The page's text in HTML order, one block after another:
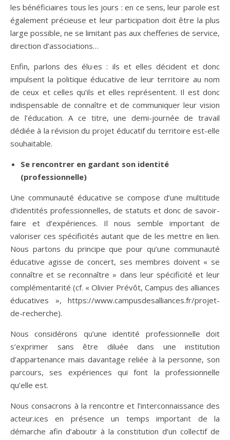
les bénéficiaires tous les jours : en ce sens, leur parole est
également précieuse et leur participation doit être la plus
large possible, ne se limitant pas aux chefferies de service,
direction d’associations…
Enfin, parlons des élu·es : ils et elles décident et donc
impulsent la politique éducative de leur territoire au nom
de ceux et celles qu’ils et elles représentent. Il est donc
indispensable de connaître et de communiquer leur vision
de l’éducation. A ce titre, une demi-journée de travail
dédiée à la révision du projet éducatif du territoire est-elle
souhaitable.
Se rencontrer en gardant son identité
(professionnelle)
Une communauté éducative se compose d’une multitude
d’identités professionnelles, de statuts et donc de savoir-
faire et d’expériences. Il nous semble important de
valoriser ces spécificités autant que de les mettre en lien.
Nous partons du principe que pour qu’une communauté
éducative agisse de concert, ses membres doivent « se
connaître et se reconnaître » dans leur spécificité et leur
complémentarité (cf. « Olivier Prévôt, Campus des alliances
éducatives », https://www.campusdesalliances.fr/projet-
de-recherche).
Nous considérons qu’une identité professionnelle doit
s’exprimer sans être diluée dans une institution
d’appartenance mais davantage reliée à la personne, son
parcours, ses expériences qui font la professionnelle
qu’elle est.
Nous consacrons à la rencontre et l’interconnaissance des
acteur.ices en présence un temps important de la
démarche afin d’aboutir à la constitution d’un collectif de